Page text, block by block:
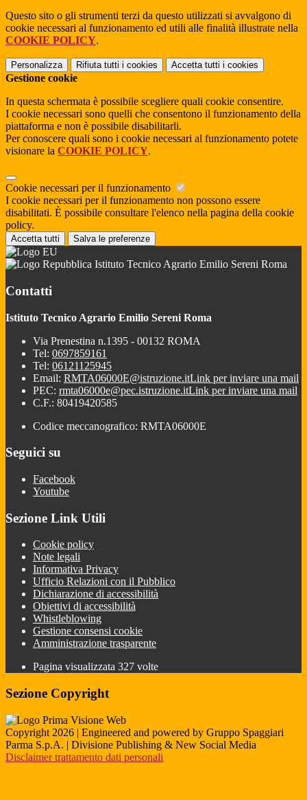
Questo sito o gli strumenti terzi da questo utilizzati si avvalgono di
cookie necessari al funzionamento ed utili alle finalità illustrate nella
COOKIE POLICY.
Personalizza Rifiuta tutti i cookies Accetta tutti i cookies
Gestione cookie
In questa schermata è possibile scegliere quali cookie consentire.
I cookie necessari sono quelli che consentono il funzionamento della
piattaforma e non è possibile disabilitarli.
Per conoscere quali sono i cookie necessari al funzionamento potete
visionare la COOKIE POLICY.
Cookie necessari per il funzionamento
I cookie necessari per il funzionamento non possono essere
disabilitati. È possibile consultare l'elenco nella pagina della cookie
policy.
Accetta tutti Salva le preferenze
Istituto Tecnico Agrario Emilio Sereni Roma
Contatti
Istituto Tecnico Agrario Emilio Sereni Roma
Via Prenestina n.1395 - 00132 ROMA
Tel: 0697859161
Tel: 06121125945
Email: RMTA06000E@istruzione.itLink per inviare una mail
PEC: rmta06000e@pec.istruzione.itLink per inviare una mail
C.F.: 80419420585
Codice meccanografico: RMTA06000E
Seguici su
Facebook
Youtube
Sezione Link Utili
Cookie policy
Note legali
Informativa Privacy
Ufficio Relazioni con il Pubblico
Dichiarazione di accessibilità
Obiettivi di accessibilità
Whistleblowing
Gestione consensi cookie
Amministrazione trasparente
Pagina visualizzata 327 volte
Sezione Copyright
Copyright 2026 | Engineered and powered by Gruppo Spaggiari
Parma S.p.A. | Divisione Publishing & New Social Media
Disclaimer trattamento dati personali